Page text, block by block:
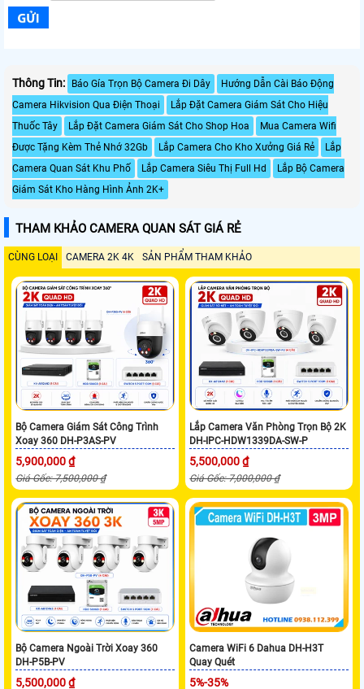
Thông Tin: Báo Gía Trọn Bộ Camera Đi Dây
Hướng Dẫn Cài Báo Động
Camera Hikvision Qua Điện Thoại
Lắp Đặt Camera Giám Sát Cho Hiệu
Thuốc Tây
Lắp Đặt Camera Giám Sát Cho Shop Hoa
Mua Camera Wifi
Được Tặng Kèm Thẻ Nhớ 32Gb
Lắp Camera Cho Kho Xưởng Giá Rẻ
Lắp
Camera Quan Sát Khu Phố
Lắp Camera Siêu Thị Full Hd
Lắp Bộ Camera
Giám Sát Kho Hàng Hình Ảnh 2K+
THAM KHẢO CAMERA QUAN SÁT GIÁ RẺ
CÙNG LOẠI CAMERA 2K 4K SẢN PHẨM THAM KHẢO
Bộ Camera Giám Sát Công Trình
Xoay 360 DH-P3AS-PV
5,900,000 ₫
Giá Gốc: 7,500,000 ₫
Lắp Camera Văn Phòng Trọn Bộ 2K
DH-IPC-HDW1339DA-SW-P
5,500,000 ₫
Giá Gốc: 7,000,000 ₫
Bộ Camera Ngoài Trời Xoay 360
DH-P5B-PV
5,500,000 ₫
Camera WiFi 6 Dahua DH-H3T
Quay Quét
5%-35%